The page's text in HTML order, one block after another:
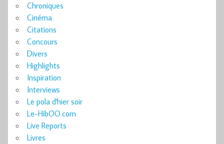
Chroniques
Cinéma
Citations
Concours
Divers
Highlights
Inspiration
Interviews
Le pola d'hier soir
Le-HibOO.com
Live Reports
Livres